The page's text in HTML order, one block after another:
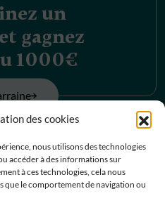
des cookies
nous utilisons des technologies
accéder à des informations sur
à ces technologies, cela nous
que le comportement de navigation ou
un
gagnez
1000€
nos